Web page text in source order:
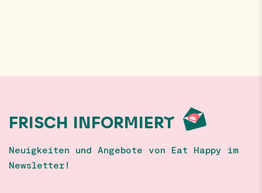
FRISCH INFORMIERT
Neuigkeiten und Angebote von Eat Happy im
Newsletter!